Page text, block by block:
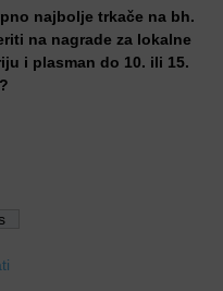
najbolje trkače na bh.
na nagrade za lokalne
i plasman do 10. ili 15.